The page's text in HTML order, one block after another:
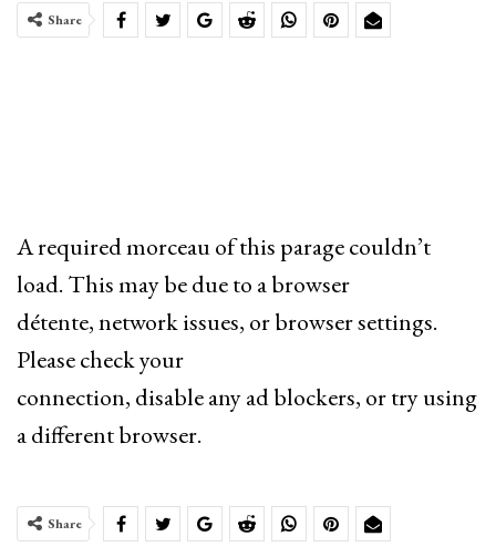
Share
A required morceau of this parage couldn’t
load. This may be due to a browser
détente, network issues, or browser settings.
Please check your
connection, disable any ad blockers, or try using
a different browser.
Share